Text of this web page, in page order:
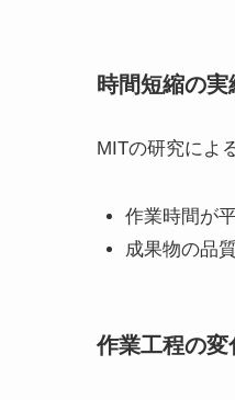
時間短縮の実
MITの研究によ
作業時間が
成果物の品
作業工程の変